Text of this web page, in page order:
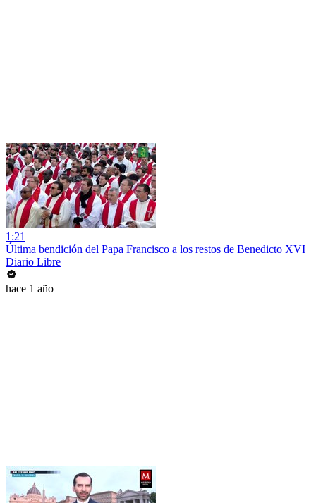
1:21
Última bendición del Papa Francisco a los restos de Benedicto XVI
Diario Libre
hace 1 año